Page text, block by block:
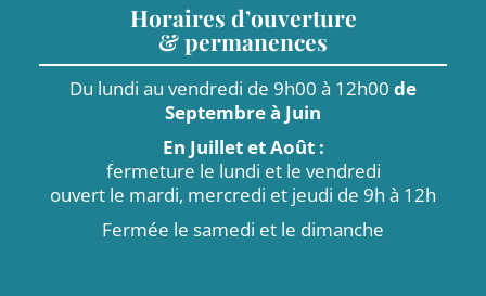
Horaires d’ouverture
& permanences
Du lundi au vendredi de 9h00 à 12h00 de
Septembre à Juin
En Juillet et Août :
fermeture le lundi et le vendredi
ouvert le mardi, mercredi et jeudi de 9h à 12h
Fermée le samedi et le dimanche